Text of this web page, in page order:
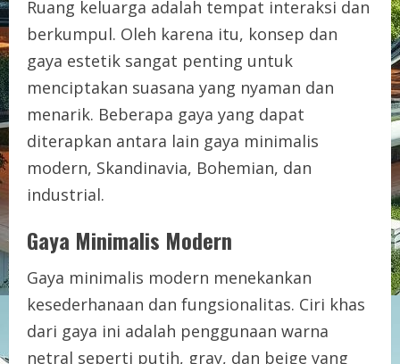
Ruang keluarga adalah tempat interaksi dan
berkumpul. Oleh karena itu, konsep dan
gaya estetik sangat penting untuk
menciptakan suasana yang nyaman dan
menarik. Beberapa gaya yang dapat
diterapkan antara lain gaya minimalis
modern, Skandinavia, Bohemian, dan
industrial.
Gaya Minimalis Modern
Gaya minimalis modern menekankan
kesederhanaan dan fungsionalitas. Ciri khas
dari gaya ini adalah penggunaan warna
netral seperti putih, gray, dan beige yang